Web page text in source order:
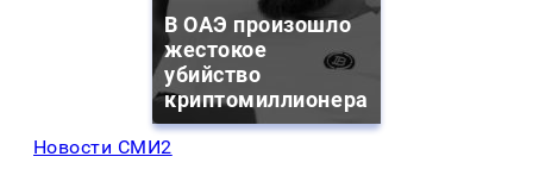
В ОАЭ произошло
жестокое
убийство
криптомиллионера
Новости СМИ2